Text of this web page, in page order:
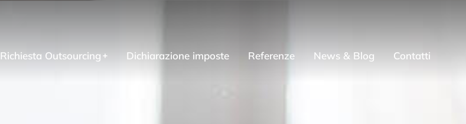
Richiesta Outsourcing Dichiarazione imposte Referenze News & Blog Contatti